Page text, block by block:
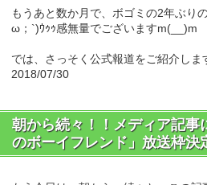
もうあと数か月で、ボゴミの2年ぶり
ω；`)ｳｩｩ感無量でございますm(__)m
では、さっそく公式報道をご紹介し
2018/07/30
朝から続々！！メディア記事
のボーイフレンド」放送枠決